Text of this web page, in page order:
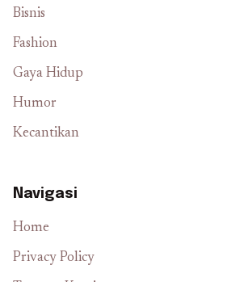
Bisnis
Fashion
Gaya Hidup
Humor
Kecantikan
Navigasi
Home
Privacy Policy